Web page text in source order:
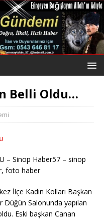
Belli Oldu…
– Sinop Haber57 – sinop
foto haber
İlçe Kadın Kolları Başkan
Düğün Salonunda yapılan
Eski başkan Canan